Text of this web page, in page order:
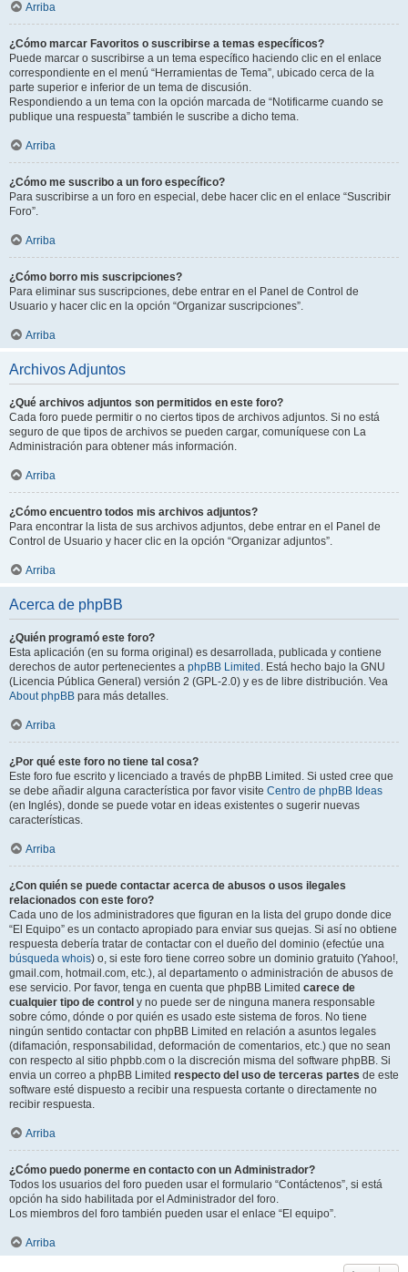
Arriba
¿Cómo marcar Favoritos o suscribirse a temas específicos?
Puede marcar o suscribirse a un tema específico haciendo clic en el enlace
correspondiente en el menú “Herramientas de Tema”, ubicado cerca de la
parte superior e inferior de un tema de discusión.
Respondiendo a un tema con la opción marcada de “Notificarme cuando se
publique una respuesta” también le suscribe a dicho tema.
Arriba
¿Cómo me suscribo a un foro específico?
Para suscribirse a un foro en especial, debe hacer clic en el enlace “Suscribir
Foro”.
Arriba
¿Cómo borro mis suscripciones?
Para eliminar sus suscripciones, debe entrar en el Panel de Control de
Usuario y hacer clic en la opción “Organizar suscripciones”.
Arriba
Archivos Adjuntos
¿Qué archivos adjuntos son permitidos en este foro?
Cada foro puede permitir o no ciertos tipos de archivos adjuntos. Si no está
seguro de que tipos de archivos se pueden cargar, comuníquese con La
Administración para obtener más información.
Arriba
¿Cómo encuentro todos mis archivos adjuntos?
Para encontrar la lista de sus archivos adjuntos, debe entrar en el Panel de
Control de Usuario y hacer clic en la opción “Organizar adjuntos”.
Arriba
Acerca de phpBB
¿Quién programó este foro?
Esta aplicación (en su forma original) es desarrollada, publicada y contiene
derechos de autor pertenecientes a phpBB Limited . Está hecho bajo la GNU
(Licencia Pública General) versión 2 (GPL-2.0) y es de libre distribución. Vea
About phpBB para más detalles.
Arriba
¿Por qué este foro no tiene tal cosa?
Este foro fue escrito y licenciado a través de phpBB Limited. Si usted cree que
se debe añadir alguna característica por favor visite Centro de phpBB Ideas
(en Inglés), donde se puede votar en ideas existentes o sugerir nuevas
características.
Arriba
¿Con quién se puede contactar acerca de abusos o usos ilegales
relacionados con este foro?
Cada uno de los administradores que figuran en la lista del grupo donde dice
“El Equipo” es un contacto apropiado para enviar sus quejas. Si así no obtiene
respuesta debería tratar de contactar con el dueño del dominio (efectúe una
búsqueda whois) o, si este foro tiene correo sobre un dominio gratuito (Yahoo!,
gmail.com, hotmail.com, etc.), al departamento o administración de abusos de
ese servicio. Por favor, tenga en cuenta que phpBB Limited carece de
cualquier tipo de control y no puede ser de ninguna manera responsable
sobre cómo, dónde o por quién es usado este sistema de foros. No tiene
ningún sentido contactar con phpBB Limited en relación a asuntos legales
(difamación, responsabilidad, deformación de comentarios, etc.) que no sean
con respecto al sitio phpbb.com o la discreción misma del software phpBB. Si
envia un correo a phpBB Limited respecto del uso de terceras partes de este
software esté dispuesto a recibir una respuesta cortante o directamente no
recibir respuesta.
Arriba
¿Cómo puedo ponerme en contacto con un Administrador?
Todos los usuarios del foro pueden usar el formulario “Contáctenos”, si está
opción ha sido habilitada por el Administrador del foro.
Los miembros del foro también pueden usar el enlace “El equipo”.
Arriba